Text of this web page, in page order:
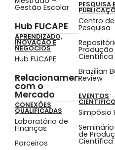
Gestão Escolar
Hub FUCAPE
APRENDIZADO,
INOVAÇÃO E
NEGÓCIOS
Hub FUCAPE
Relacionamento
com o
Mercado
CONEXÕES
QUALIFICADAS
Laboratório de
Finanças
Parceiros
PESQUISA
Centro de
Pesquisa
Produção
Científica
Brazilian
Review
EVENTOS
Simpósio
Seminário
de
Científica